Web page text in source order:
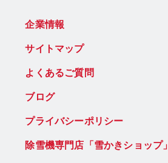
企業情報
サイトマップ
よくあるご質問
ブログ
プライバシーポリシー
除雪機専門店「雪かきショップ」